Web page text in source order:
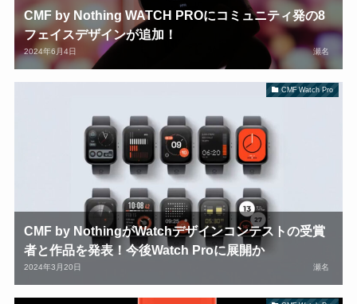
CMF by Nothing WATCH PROにコミュニティ発の8
フェイスデザインが追加！
2024年6月4日 瀬名
CMF Watch Pro
CMF by NothingがWatchデザインコンテストの受賞
者と作品を発表！今後Watch Proに展開か
2024年3月20日 瀬名